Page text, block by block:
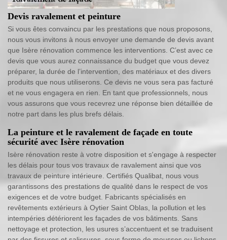
Devis ravalement et peinture
Si vous êtes convaincu par les prestations que nous proposons,
nous vous invitons à nous envoyer une demande de devis avant
que Isère rénovation commence les interventions. C’est avec ce
devis que vous aurez connaissance du budget que vous devez
préparer, la durée de l’intervention, des matériaux et des divers
produits que nous utiliserons. Ce devis ne vous sera pas facturé
et ne vous engagera en rien. En tant que professionnels, nous
vous assurons que vous recevrez une réponse bien détaillée de
notre part dans les plus brefs délais.
La peinture et le ravalement de façade en toute
sécurité avec Isère rénovation
Isère rénovation reste à votre disposition et s'engage à respecter
les délais pour tous vos travaux de ravalement ainsi que vos
travaux de peinture intérieure. Certifiés Qualibat, nous vous
garantissons des prestations de qualité dans le respect de vos
exigences et de votre budget. Fabricants spécialisés en
revêtements extérieurs à Oytier Saint Oblas, la pollution et les
intempéries détériorent les façades de vos bâtiments. Sans
nettoyage et protection, les usures s’accentuent et se traduisent